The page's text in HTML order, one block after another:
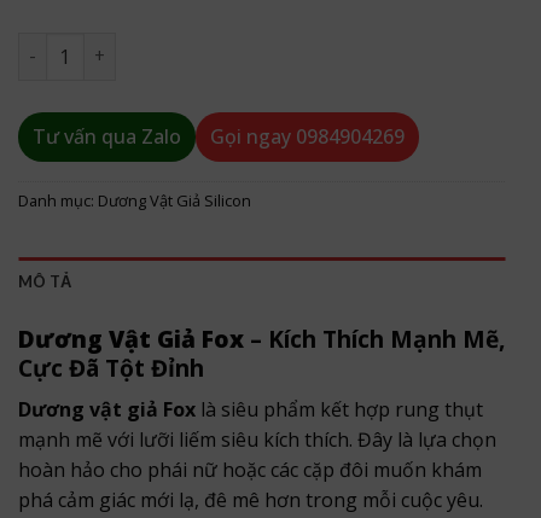
Dương Vật Giả Fox Rung Thụt Liếm Cao Cấp – Kích Thích
Tư vấn qua Zalo Gọi ngay 0984904269
Danh mục: Dương Vật Giả Silicon
MÔ TẢ
Dương Vật Giả Fox – Kích Thích Mạnh Mẽ,
Cực Đã Tột Đỉnh
Dương vật giả Fox là siêu phẩm kết hợp rung thụt
mạnh mẽ với lưỡi liếm siêu kích thích. Đây là lựa chọn
hoàn hảo cho phái nữ hoặc các cặp đôi muốn khám
phá cảm giác mới lạ, đê mê hơn trong mỗi cuộc yêu.